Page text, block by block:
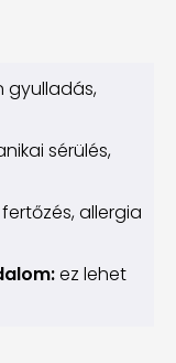
gyulladás,
sérülés,
fertőzés, allergia
ez lehet